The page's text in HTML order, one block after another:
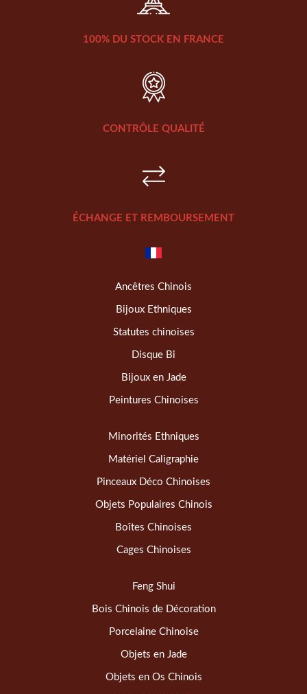
100% DU STOCK EN FRANCE
CONTRÔLE QUALITÉ
ÉCHANGE ET REMBOURSEMENT
Ancêtres Chinois
Bijoux Ethniques
Statutes chinoises
Disque Bi
Bijoux en Jade
Peintures Chinoises
Minorités Ethniques
Matériel Caligraphie
Pinceaux Déco Chinoises
Objets Populaires Chinois
Boîtes Chinoises
Cages Chinoises
Feng Shui
Bois Chinois de Décoration
Porcelaine Chinoise
Objets en Jade
Objets en Os Chinois